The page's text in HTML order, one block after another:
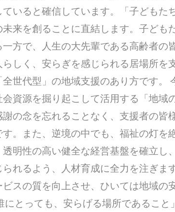
いると確信しています。「子どもた
来を創ることに直結します。子ども
方で、人生の大先輩である高齢者の
しく、安らぎを感じられる居場所を
世代型」の地域支援のあり方です。
資源を掘り起こして活用する「地域
の念を忘れることなく、支援者の皆
。また、逆境の中でも、福祉の灯を
明性の高い健全な経営基盤を確立し
れるよう、人材育成に全力を注ぎま
スの質を向上させ、ひいては地域の
とっても、安らげる場所であること